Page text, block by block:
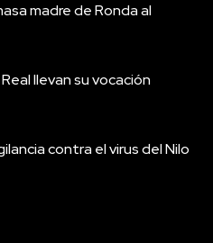
madre de Ronda al
llevan su vocación
contra el virus del Nilo